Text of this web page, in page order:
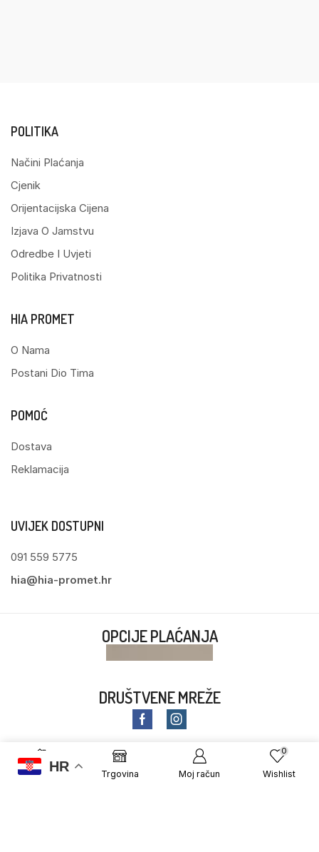
Početna Trgovina Moj račun
0
Wishlist
POLITIKA
Načini Plaćanja
Cjenik
Orijentacijska Cijena
Izjava O Jamstvu
Odredbe I Uvjeti
Politika Privatnosti
HIA PROMET
O Nama
Postani Dio Tima
POMOĆ
Dostava
Reklamacija
UVIJEK DOSTUPNI
091 559 5775
hia@hia-promet.hr
OPCIJE PLAĆANJA
DRUŠTVENE MREŽE
HR